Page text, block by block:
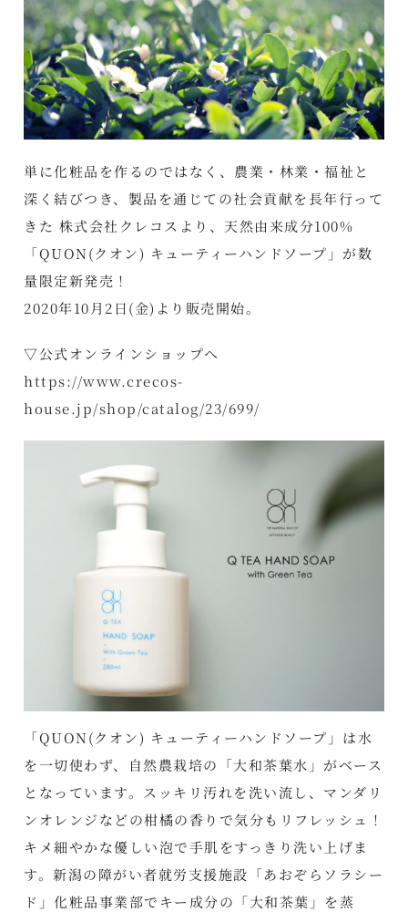
単に化粧品を作るのではなく、農業・林業・福祉と
深く結びつき、製品を通じての社会貢献を長年行って
きた 株式会社クレコスより、天然由来成分100%
「QUON(クオン) キューティーハンドソープ」が数
量限定新発売！
2020年10月2日(金)より販売開始。
▽公式オンラインショップへ
https://www.crecos-
house.jp/shop/catalog/23/699/
「QUON(クオン) キューティーハンドソープ」は水
を一切使わず、自然農栽培の「大和茶葉水」がベース
となっています。スッキリ汚れを洗い流し、マンダリ
ンオレンジなどの柑橘の香りで気分もリフレッシュ！
キメ細やかな優しい泡で手肌をすっきり洗い上げま
す。新潟の障がい者就労支援施設「あおぞらソラシー
ド」化粧品事業部でキー成分の「大和茶葉」を蒸